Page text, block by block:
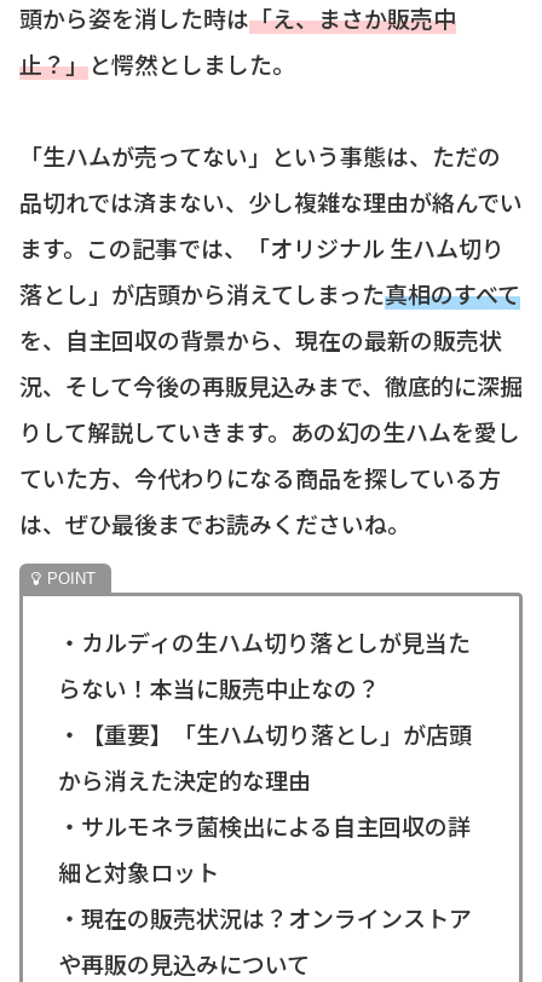
頭から姿を消した時は「え、まさか販売中
止？」と愕然としました。
「生ハムが売ってない」という事態は、ただの
品切れでは済まない、少し複雑な理由が絡んでい
ます。この記事では、「オリジナル 生ハム切り
落とし」が店頭から消えてしまった真相のすべて
を、自主回収の背景から、現在の最新の販売状
況、そして今後の再販見込みまで、徹底的に深掘
りして解説していきます。あの幻の生ハムを愛し
ていた方、今代わりになる商品を探している方
は、ぜひ最後までお読みくださいね。
・カルディの生ハム切り落としが見当た
らない！本当に販売中止なの？
・【重要】「生ハム切り落とし」が店頭
から消えた決定的な理由
・サルモネラ菌検出による自主回収の詳
細と対象ロット
・現在の販売状況は？オンラインストア
や再販の見込みについて